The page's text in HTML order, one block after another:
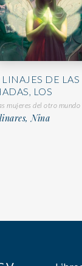
LINAJES DE LAS
LOS
mujeres del otro mundo
Nina